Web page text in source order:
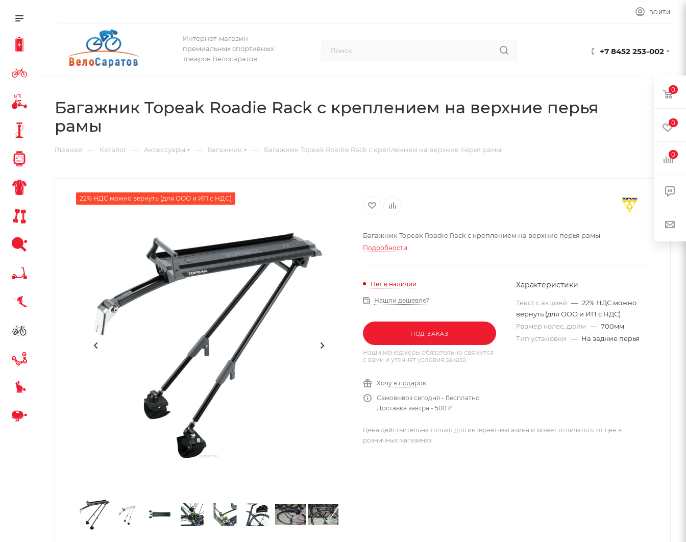
ВОЙТИ
Интернет-магазин
премиальных спортивных
товаров Велосаратов
+7 8452 253-002
Багажник Topeak Roadie Rack с креплением на верхние перья
рамы
Главная — Каталог — Аксессуары — Багажник — Багажник Topeak Roadie Rack с креплением на верхние перья рамы
22% НДС можно вернуть (для ООО и ИП с НДС)
Багажник Topeak Roadie Rack с креплением на верхние перья рамы
Подробности
Нет в наличии
Нашли дешевле?
ПОД ЗАКАЗ
Наши менеджеры обязательно свяжутся
с вами и уточнят условия заказа
Хочу в подарок
Самовывоз сегодня - бесплатно
Доставка завтра - 500 ₽
Характеристики
Текст с акцией — 22% НДС можно
вернуть (для ООО и ИП с НДС)
Размер колес, дюйм — 700мм
Тип установки — На задние перья
Цена действительна только для интернет-магазина и может отличаться от цен в
розничных магазинах
0
0
0